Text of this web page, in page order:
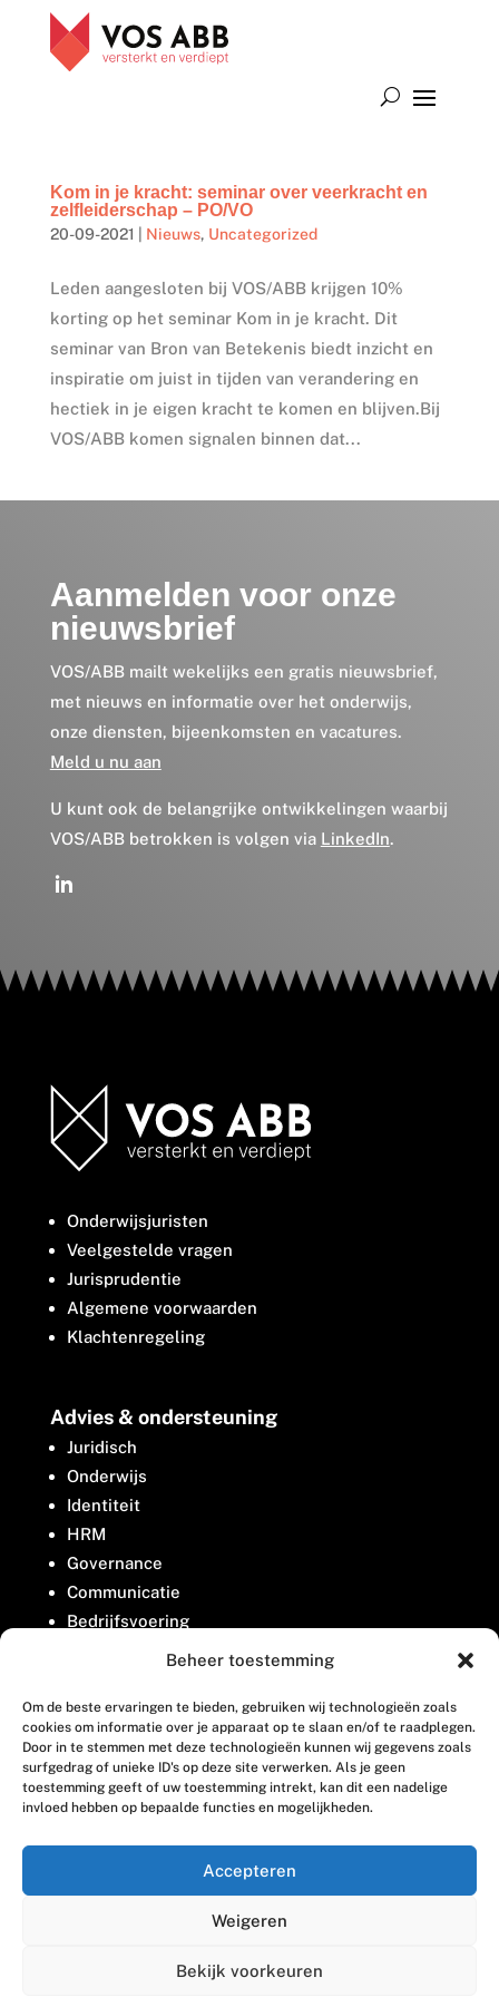
Beheer toestemming
Om de beste ervaringen te bieden, gebruiken wij technologieën zoals
cookies om informatie over je apparaat op te slaan en/of te raadplegen.
Door in te stemmen met deze technologieën kunnen wij gegevens zoals
surfgedrag of unieke ID's op deze site verwerken. Als je geen
toestemming geeft of uw toestemming intrekt, kan dit een nadelige
invloed hebben op bepaalde functies en mogelijkheden.
Accepteren
Weigeren
Bekijk voorkeuren
Kom in je kracht: seminar over veerkracht en
zelfleiderschap – PO/VO
20-09-2021 Nieuws, Uncategorized
Leden aangesloten bij VOS/ABB krijgen 10%
korting op het seminar Kom in je kracht. Dit
seminar van Bron van Betekenis biedt inzicht en
inspiratie om juist in tijden van verandering en
hectiek in je eigen kracht te komen en blijven.Bij
VOS/ABB komen signalen binnen dat...
Aanmelden voor onze
nieuwsbrief
VOS/ABB mailt wekelijks een gratis nieuwsbrief,
met nieuws en informatie over het onderwijs,
onze diensten, bijeenkomsten en vacatures.
Meld u nu aan
U kunt ook de belangrijke ontwikkelingen waarbij
VOS/ABB betrokken is volgen via LinkedIn.
Onderwijsjuristen
Veelgestelde vragen
Jurisprudentie
Algemene voorwaarden
Klachtenregeling
Advies & ondersteuning
Juridisch
Onderwijs
Identiteit
HRM
Governance
Communicatie
Bedrijfsvoering
Belangenbehartiging
Contact
Houttuinlaan 8
3447 GM Woerden